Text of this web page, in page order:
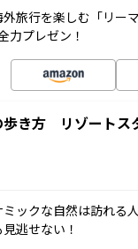
旅行を楽しむ「リー
力プレゼン！
き方 リゾート
ックな自然は訪れる
逃せない！